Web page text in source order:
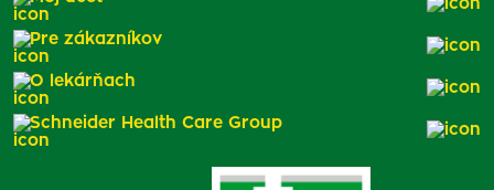
Pre zákazníkov
O lekárňach
Schneider Health Care Group